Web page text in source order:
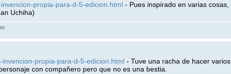
propia-para-d-5-edicion.html - Pues inspirado en varias cosas,
Uchiha)
propia-para-d-5-edicion.html - Tuve una racha de hacer varios
con compañero pero que no es una bestia.